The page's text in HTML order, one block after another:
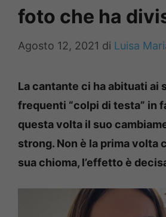
foto che ha
Agosto 12, 2021 di Luisa
La cantante ci ha abituati ai
frequenti “colpi di testa” in
questa volta il suo
strong. Non è la prima volta
sua chioma, l’effetto è